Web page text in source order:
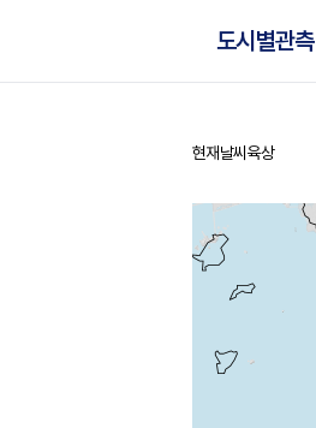
도시별관측
홈
현재날씨 육상